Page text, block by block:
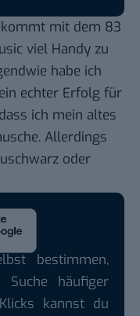
mit dem 83
viel Handy zu
habe ich
echter Erfolg für
ich mein altes
Allerdings
oder
bestimmen,
häufiger
kannst du